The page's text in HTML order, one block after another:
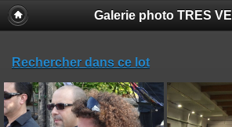
Galerie photo TRES
Rechercher dans ce lot